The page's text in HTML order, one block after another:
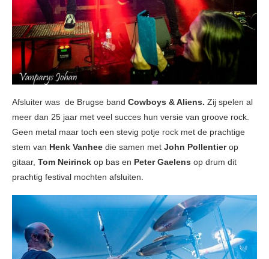
Afsluiter was de Brugse band Cowboys & Aliens. Zij spelen al
meer dan 25 jaar met veel succes hun versie van groove rock.
Geen metal maar toch een stevig potje rock met de prachtige
stem van Henk Vanhee die samen met John Pollentierop
gitaar, Tom Neirinck op bas en Peter Gaelens op drum dit
prachtig festival mochten afsluiten.